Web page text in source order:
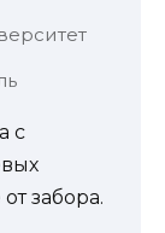
с
забора.